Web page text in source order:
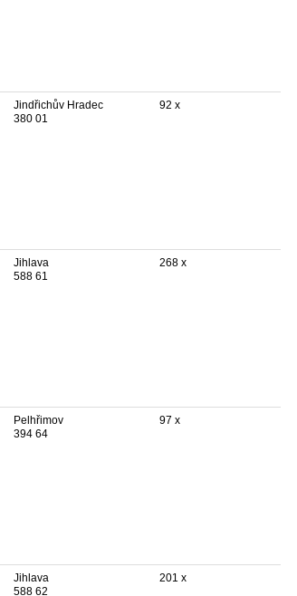
Jindřichův Hradec
380 01
92 x
Jihlava
588 61
268 x
Pelhřimov
394 64
97 x
Jihlava
588 62
201 x